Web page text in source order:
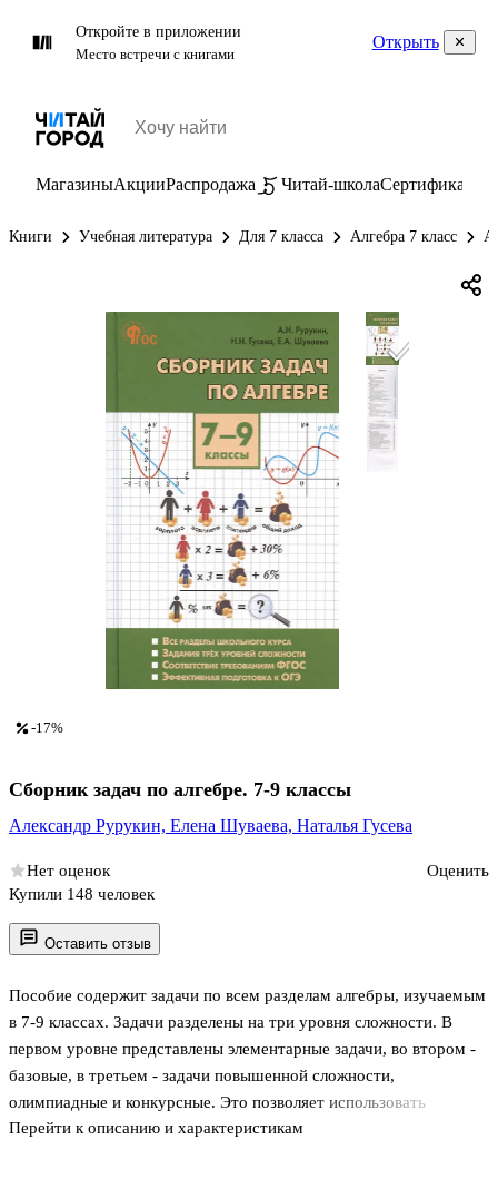
Откройте в приложении
Место встречи с книгами
Открыть
МагазиныАкцииРаспродажа Читай-школаСертификаты
Книги Учебная литература Для 7 класса Алгебра 7 класс
Оставить отзыв
Пособие содержит задачи по всем разделам алгебры, изучаемым
в 7-9 классах. Задачи разделены на три уровня сложности. В
первом уровне представлены элементарные задачи, во втором -
базовые, в третьем - задачи повышенной сложности,
олимпиадные и конкурсные. Это позволяет использовать
сборник и для занятий на уроках, и для подготовки учеников к
Перейти к описанию и характеристикам
-17%
Сборник задач по алгебре. 7-9 классы
Александр Рурукин, Елена Шуваева, Наталья Гусева
Нет оценок
Оценить
Купили 148 человек